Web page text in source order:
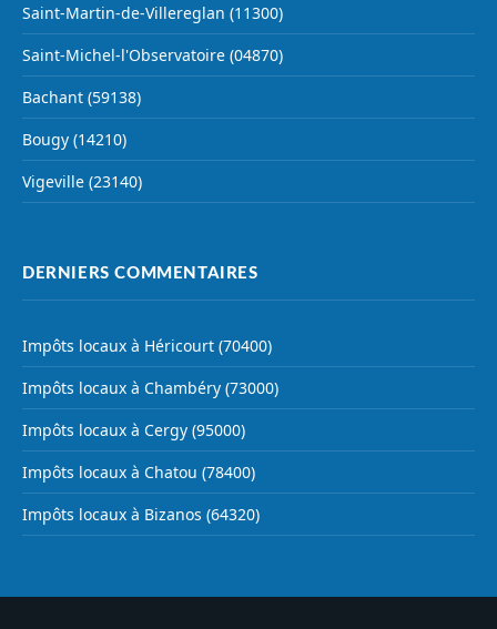
Saint-Martin-de-Villereglan (11300)
Saint-Michel-l'Observatoire (04870)
Bachant (59138)
Bougy (14210)
Vigeville (23140)
DERNIERS COMMENTAIRES
Impôts locaux à Héricourt (70400)
Impôts locaux à Chambéry (73000)
Impôts locaux à Cergy (95000)
Impôts locaux à Chatou (78400)
Impôts locaux à Bizanos (64320)